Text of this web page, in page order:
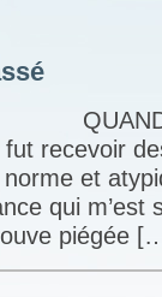
QUAND
recevoir
et
qui m’est
piégée